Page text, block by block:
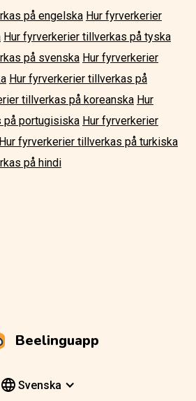
på engelska Hur fyrverkerier
Hur fyrverkerier tillverkas på tyska
på svenska Hur fyrverkerier
Hur fyrverkerier tillverkas på
tillverkas på koreanska Hur
portugisiska Hur fyrverkerier
Hur fyrverkerier tillverkas på turkiska
på hindi
Beelinguapp
Svenska